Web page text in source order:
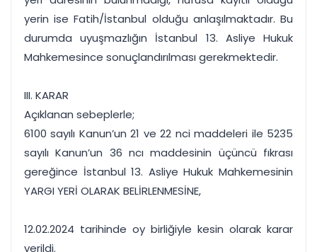
yerin ise Fatih/İstanbul olduğu anlaşılmaktadır. Bu
durumda uyuşmazlığın İstanbul 13. Asliye Hukuk
Mahkemesince sonuçlandırılması gerekmektedir.
III. KARAR
Açıklanan sebeplerle;
6100 sayılı Kanun’un 21 ve 22 nci maddeleri ile 5235
sayılı Kanun’un 36 ncı maddesinin üçüncü fıkrası
gereğince İstanbul 13. Asliye Hukuk Mahkemesinin
YARGI YERİ OLARAK BELİRLENMESİNE,
12.02.2024 tarihinde oy birliğiyle kesin olarak karar
verildi.